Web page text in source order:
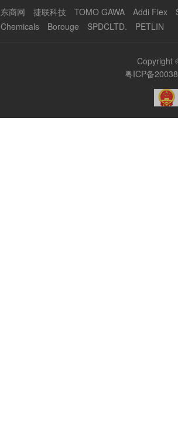
东商网 捷联科技 TOMO GAWA Addi Flex
Chemicals
Borouge SPDCLTD. PETLIN
Copyright
粤ICP备